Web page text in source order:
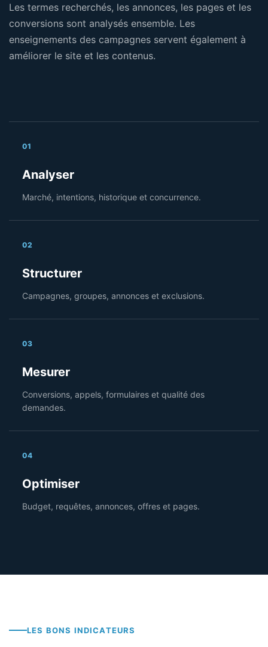
Les termes recherchés, les annonces, les pages et les
conversions sont analysés ensemble. Les
enseignements des campagnes servent également à
améliorer le site et les contenus.
01
Analyser
Marché, intentions, historique et concurrence.
02
Structurer
Campagnes, groupes, annonces et exclusions.
03
Mesurer
Conversions, appels, formulaires et qualité des
demandes.
04
Optimiser
Budget, requêtes, annonces, offres et pages.
LES BONS INDICATEURS